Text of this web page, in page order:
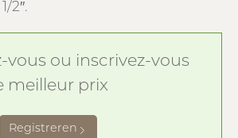
2″.
vous ou inscrivez-vous
meilleur prix
Registreren